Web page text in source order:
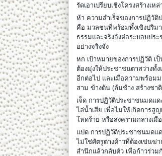
รัดเอาเปรียบเชิงโครงสร้างเ
ห้า ความสำเร็จของการปฏิวั
คือ มวลชนที่พร้อมทั้งเชิงปริ
ธรรมและจริงจังต่อระบอบปร
อย่างจริงจัง
หก เป้าหมายของการปฏิวัติ เ
ต้องมุ่งให้ประชาชนตาสว่าง
อีกต่อไป และเมื่อความพร้อม
สาม ข้างต้น (ล้มช้าง สร้างชา
เจ็ด การปฏิวัติประชาชนมดแ
ไล่น้ำเสีย เพื่อไม่ให้เกิดการสู
โหดร้าย หรือสงครามกลางเมื
แปด การปฏิวัติประชาชนมดแ
ไม่ใช่ศัตรูต่างด้าวที่ต้องเข่นฆ่
สำนึกแล้วกลับตัว เพื่อก้าวร่ว